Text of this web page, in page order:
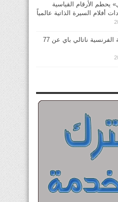
يحطم الأرقام القياسية
أفلام السيرة الذاتية عالمياً
وفاة الممثلة الفرنسية ناتالي باي عن 77